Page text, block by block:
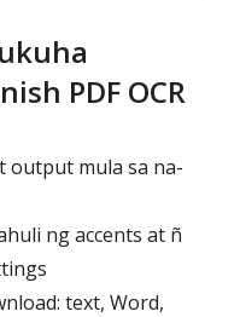
PDF OCR
output mula sa na-
ng accents at ñ
text, Word,